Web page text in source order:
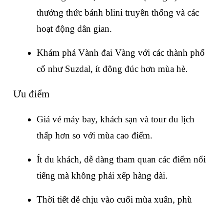
thưởng thức bánh blini truyền thống và các
hoạt động dân gian.
Khám phá Vành đai Vàng với các thành phố
cổ như Suzdal, ít đông đúc hơn mùa hè.
Ưu điểm
Giá vé máy bay, khách sạn và tour du lịch
thấp hơn so với mùa cao điểm.
Ít du khách, dễ dàng tham quan các điểm nổi
tiếng mà không phải xếp hàng dài.
Thời tiết dễ chịu vào cuối mùa xuân, phù